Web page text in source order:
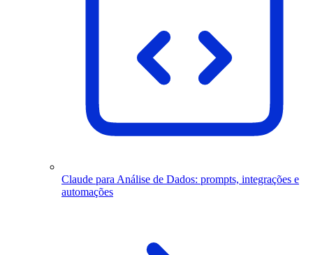
Claude para Análise de Dados: prompts, integrações e
automações